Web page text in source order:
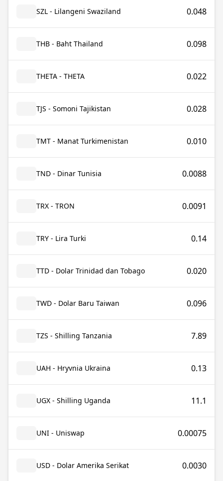
SZL - Lilangeni Swaziland 0.048
THB - Baht Thailand 0.098
THETA - THETA 0.022
TJS - Somoni Tajikistan 0.028
TMT - Manat Turkimenistan 0.010
TND - Dinar Tunisia 0.0088
TRX - TRON 0.0091
TRY - Lira Turki 0.14
TTD - Dolar Trinidad dan Tobago 0.020
TWD - Dolar Baru Taiwan 0.096
TZS - Shilling Tanzania 7.89
UAH - Hryvnia Ukraina 0.13
UGX - Shilling Uganda 11.1
UNI - Uniswap 0.00075
USD - Dolar Amerika Serikat 0.0030